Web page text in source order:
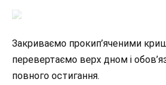
Закриваємо прокип’яченими
перевертаємо верх дном і
повного остигання.